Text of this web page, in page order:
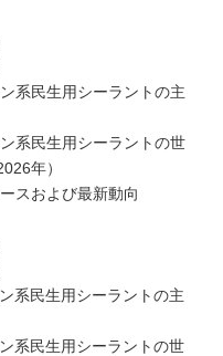
系民生用シーラントの主
系民生用シーラントの世
年）
スおよび最新動向
系民生用シーラントの主
系民生用シーラントの世